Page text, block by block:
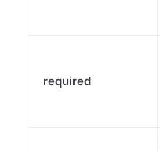
required